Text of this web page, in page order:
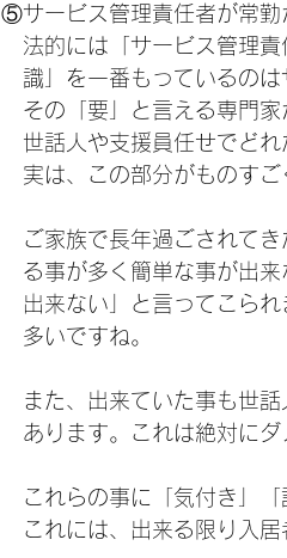
⑤サービス管理責任者が常勤
法的には「サービス管理責
識」を一番もっているのは
その「要」と言える専門家
世話人や支援員任せでどれ
実は、この部分がものすご
ご家族で長年過ごされてき
る事が多く簡単な事が出来
出来ない」と言ってこられ
多いですね。
また、出来ていた事も世話
あります。これは絶対にダ
これらの事に「気付き」「
これには、出来る限り入居